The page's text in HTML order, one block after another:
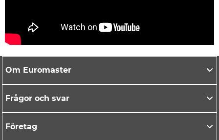
Om Euromaster
Frågor och svar
Företag